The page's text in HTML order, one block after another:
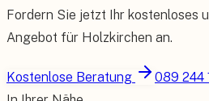
Fordern Sie jetzt Ihr kostenloses
Angebot für Holzkirchen an.
Kostenlose Beratung
089 244